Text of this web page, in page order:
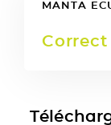
MANTA
Correct